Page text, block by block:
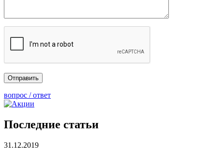
вопрос / ответ
Последние статьи
31.12.2019